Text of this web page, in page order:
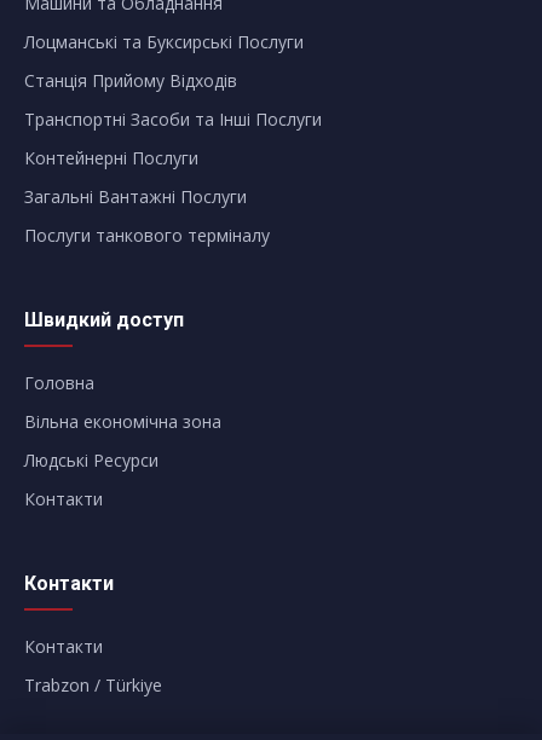
Лоцманські та Буксирські Послуги
Станція Прийому Відходів
Транспортні Засоби та Інші Послуги
Контейнерні Послуги
Загальні Вантажні Послуги
Послуги танкового терміналу
Швидкий доступ
Головна
Вільна економічна зона
Людські Ресурси
Контакти
Контакти
Контакти
Trabzon / Türkiye